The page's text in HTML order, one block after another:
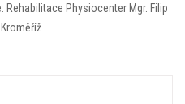
Physiocenter Mgr. Filip